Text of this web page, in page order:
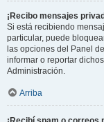
¡Recibo mensajes
Si está recibiendo
particular, puede
las opciones del Panel
informar o reportar
Administración.
Arriba